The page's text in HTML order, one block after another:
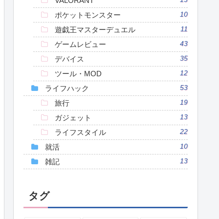
ポケットモンスター 10
遊戯王マスターデュエル 11
ゲームレビュー 43
デバイス 35
ツール・MOD 12
ライフハック 53
旅行 19
ガジェット 13
ライフスタイル 22
就活 10
雑記 13
タグ